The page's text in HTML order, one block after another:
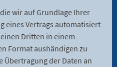
wir auf Grundlage Ihrer
eines Vertrags automatisiert
Dritten in einem
Format aushändigen zu
Übertragung der Daten an